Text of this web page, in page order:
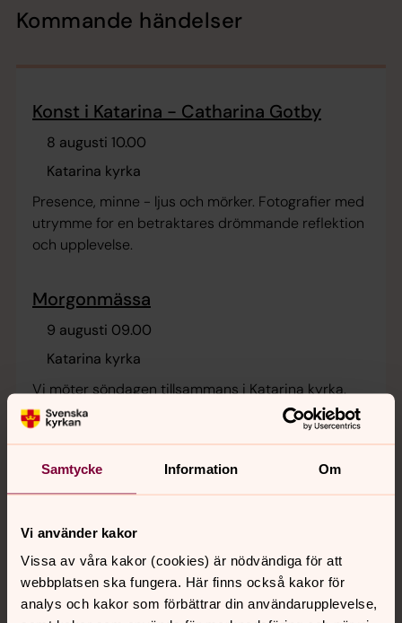
Samtycke Information Om
Vi använder kakor
Vissa av våra kakor (cookies) är nödvändiga för att
webbplatsen ska fungera. Här finns också kakor för
analys och kakor som förbättrar din användarupplevelse,
Kommande händelser
Konst i Katarina - Catharina Gotby
8 augusti 10.00
Katarina kyrka
Presence, minne - ljus och mörker. Fotografier med
utrymme for en betraktares drömmande reflektion
och upplevelse.
Morgonmässa
9 augusti 09.00
Katarina kyrka
Vi möter söndagen tillsammans i Katarina kyrka.
Konst i Katarina - Catharina Gotby
9 augusti 10.00
Presence, minne - ljus och mörker. Fotografier med
utrymme for en betraktares drömmande reflektion
och upplevelse.